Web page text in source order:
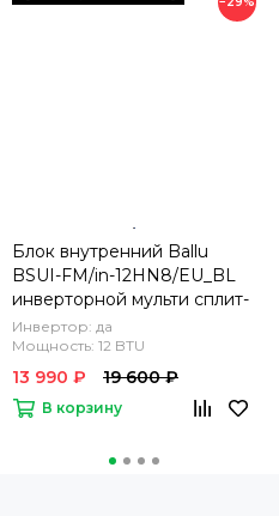
Блок внутренний Ballu
BSUI-FM/in-12HN8/EU_BL
инверторной мульти сплит-
системы
Инвертор: да
Мощность: 12 BTU
13 990 ₽ 19 600 ₽
В корзину